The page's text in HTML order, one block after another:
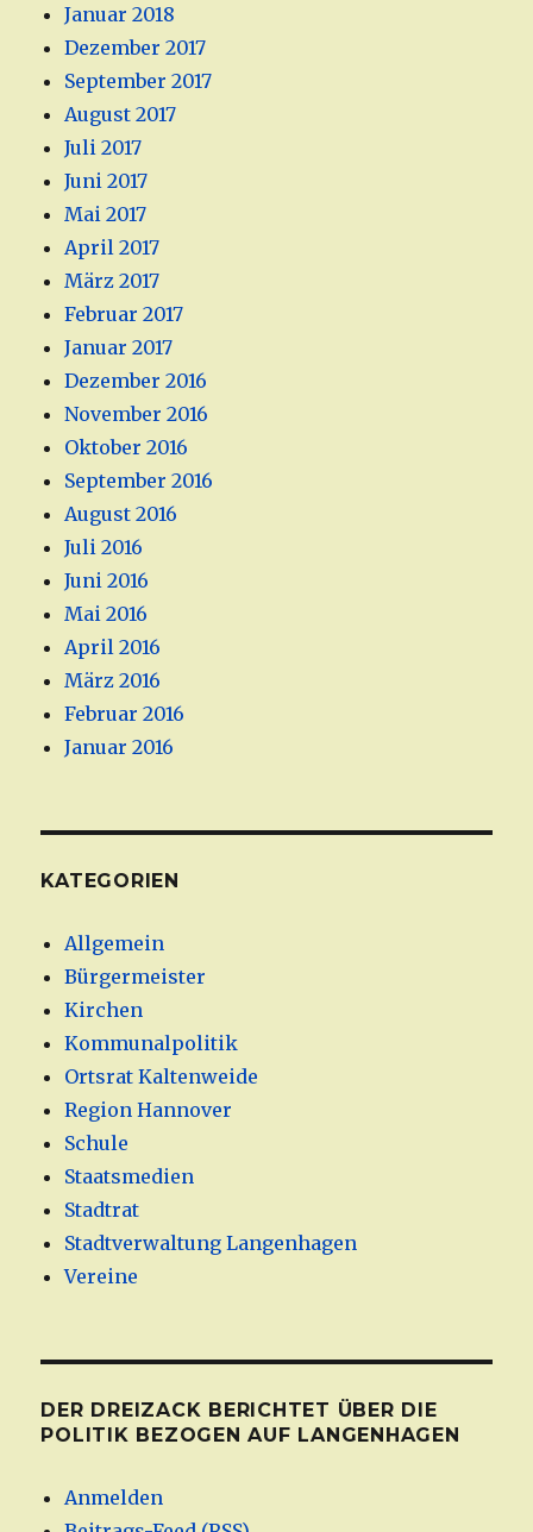
Januar 2018
Dezember 2017
September 2017
August 2017
Juli 2017
Juni 2017
Mai 2017
April 2017
März 2017
Februar 2017
Januar 2017
Dezember 2016
November 2016
Oktober 2016
September 2016
August 2016
Juli 2016
Juni 2016
Mai 2016
April 2016
März 2016
Februar 2016
Januar 2016
KATEGORIEN
Allgemein
Bürgermeister
Kirchen
Kommunalpolitik
Ortsrat Kaltenweide
Region Hannover
Schule
Staatsmedien
Stadtrat
Stadtverwaltung Langenhagen
Vereine
DER DREIZACK BERICHTET ÜBER DIE
POLITIK BEZOGEN AUF LANGENHAGEN
Anmelden